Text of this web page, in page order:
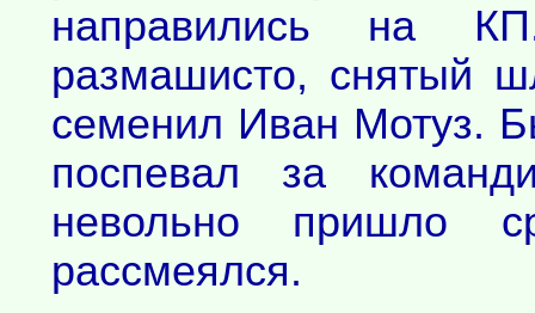
направились на
размашисто, снятый
семенил Иван Мотуз.
поспевал за
невольно пришло
рассмеялся.